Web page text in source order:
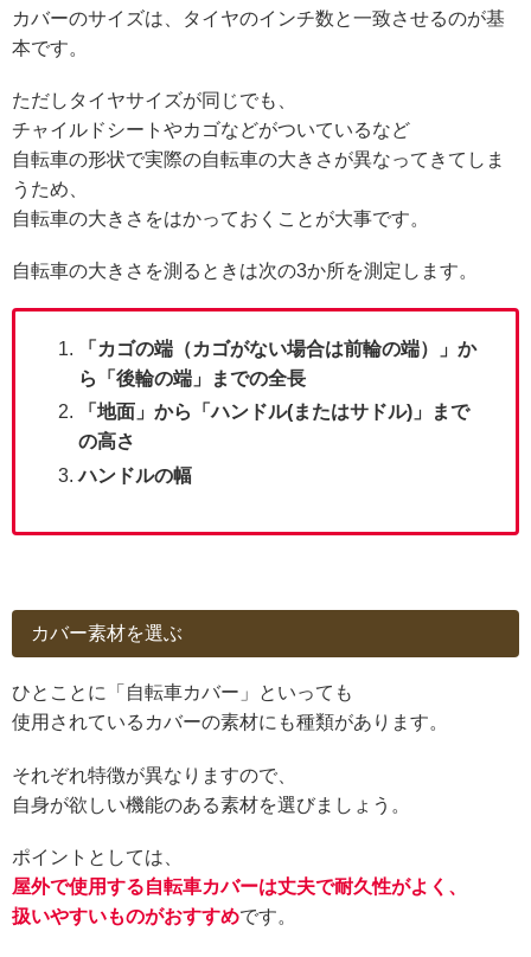
カバーのサイズは、タイヤのインチ数と一致させるのが基
本です。
ただしタイヤサイズが同じでも、
チャイルドシートやカゴなどがついているなど
自転車の形状で実際の自転車の大きさが異なってきてしま
うため、
自転車の大きさをはかっておくことが大事です。
自転車の大きさを測るときは次の3か所を測定します。
「カゴの端（カゴがない場合は前輪の端）」か
ら「後輪の端」までの全長
「地面」から「ハンドル(またはサドル)」まで
の高さ
ハンドルの幅
カバー素材を選ぶ
ひとことに「自転車カバー」といっても
使用されているカバーの素材にも種類があります。
それぞれ特徴が異なりますので、
自身が欲しい機能のある素材を選びましょう。
ポイントとしては、
屋外で使用する自転車カバーは丈夫で耐久性がよく、
扱いやすいものがおすすめです。